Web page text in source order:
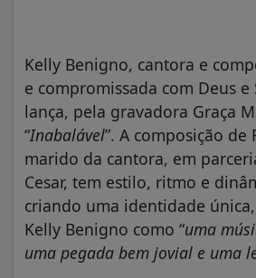
Kelly Benigno, cantora e
e compromissada com Deus e
lança, pela gravadora Graça
“Inabalável”. A composição de
marido da cantora, em
Cesar, tem estilo, ritmo e
criando uma identidade
Kelly Benigno como “uma
uma pegada bem jovial e uma